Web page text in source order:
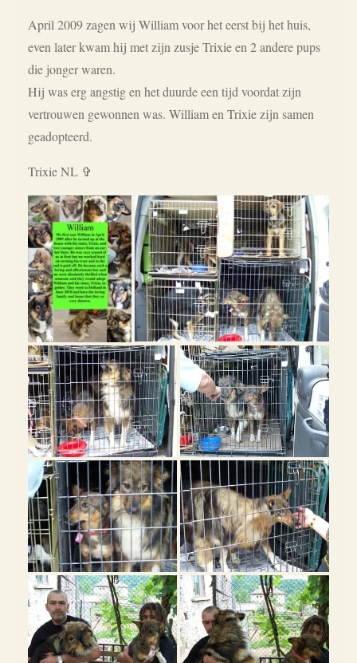
April 2009 zagen wij William voor het eerst bij het huis,
even later kwam hij met zijn zusje Trixie en 2 andere pups
die jonger waren.
Hij was erg angstig en het duurde een tijd voordat zijn
vertrouwen gewonnen was. William en Trixie zijn samen
geadopteerd.
Trixie NL ✞